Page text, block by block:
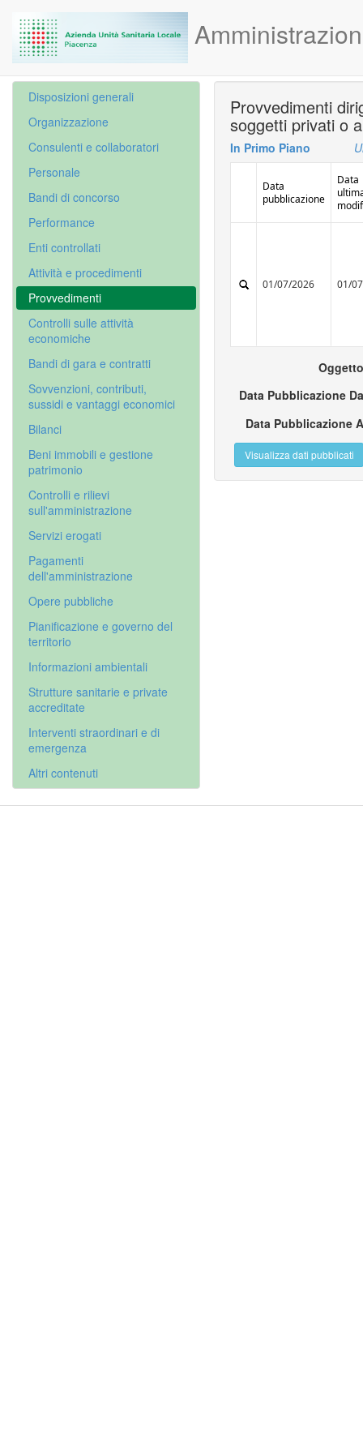
Disposizioni generali
Organizzazione
Consulenti e collaboratori
Personale
Bandi di concorso
Performance
Enti controllati
Attività e procedimenti
Provvedimenti
Controlli sulle attività
economiche
Bandi di gara e contratti
Sovvenzioni, contributi,
sussidi e vantaggi economici
Bilanci
Beni immobili e gestione
patrimonio
Controlli e rilievi
sull'amministrazione
Servizi erogati
Pagamenti
dell'amministrazione
Opere pubbliche
Pianificazione e governo del
territorio
Informazioni ambientali
Strutture sanitarie e private
accreditate
Interventi straordinari e di
emergenza
Altri contenuti
Provvedimenti
soggetti privati o
In Primo Piano
Data
pubblicazione
Data
01/07/2026 01/
Data Pubblicazione
Data Pubblicazione